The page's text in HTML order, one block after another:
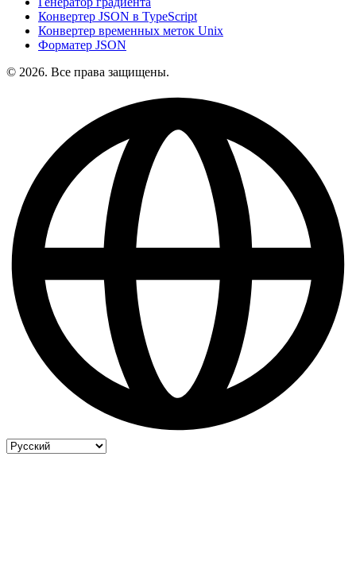
Конвертер JSON в TypeScript
Конвертер временных меток Unix
Форматер JSON
© 2026. Все права защищены.